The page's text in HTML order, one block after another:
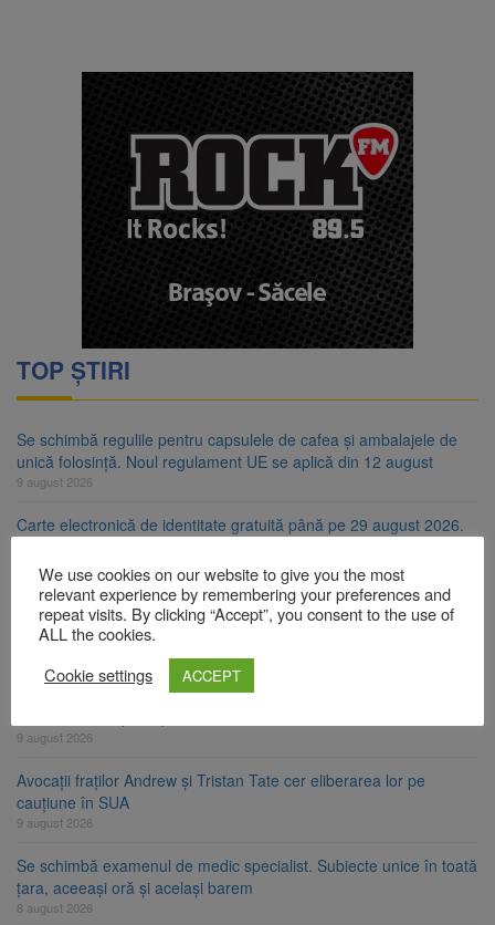
TOP ȘTIRI
Se schimbă regulile pentru capsulele de cafea și ambalajele de
unică folosință. Noul regulament UE se aplică din 12 august
9 august 2026
Carte electronică de identitate gratuită până pe 29 august 2026.
9 august 2026
Zece troițe istorice din Șcheii Brașovului vor fi restaurate.
Contractul de finanțare a fost semnat
La 97 de ani, a doborât propriul record mondial. Betty Bromage a
9 august 2026
Avocații fraților Andrew și Tristan Tate cer eliberarea lor pe
cauțiune în SUA
9 august 2026
Se schimbă examenul de medic specialist. Subiecte unice în toată
țara, aceeași oră și același barem
8 august 2026
We use cookies on our website to give you the most
relevant experience by remembering your preferences and
repeat visits. By clicking “Accept”, you consent to the use of
ALL the cookies.
Cookie settings
ACCEPT